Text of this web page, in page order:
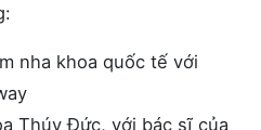
nha khoa quốc tế với
Thúy Đức, với bác sĩ của